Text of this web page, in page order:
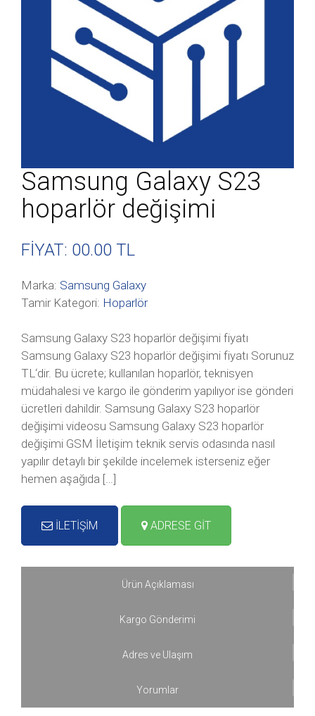
Samsung Galaxy S23
hoparlör değişimi
FİYAT: 00.00 TL
Marka: Samsung Galaxy
Tamir Kategori: Hoparlör
Samsung Galaxy S23 hoparlör değişimi fiyatı
Samsung Galaxy S23 hoparlör değişimi fiyatı Sorunuz
TL‘dir. Bu ücrete; kullanılan hoparlör, teknisyen
müdahalesi ve kargo ile gönderim yapılıyor ise gönderi
ücretleri dahildir. Samsung Galaxy S23 hoparlör
değişimi videosu Samsung Galaxy S23 hoparlör
değişimi GSM İletişim teknik servis odasında nasıl
yapılır detaylı bir şekilde incelemek isterseniz eğer
hemen aşağıda […]
İLETİŞİM ADRESE GİT
Ürün Açıklaması
Kargo Gönderimi
Adres ve Ulaşım
Yorumlar